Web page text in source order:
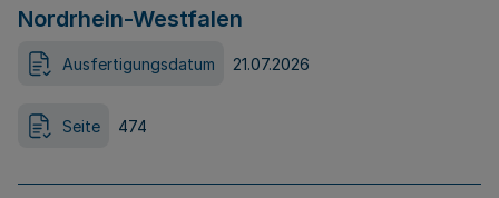
Nordrhein-Westfalen
Ausfertigungsdatum 21.07.2026
Seite 474